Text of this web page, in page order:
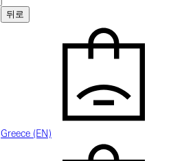
뒤로
Greece (EN)